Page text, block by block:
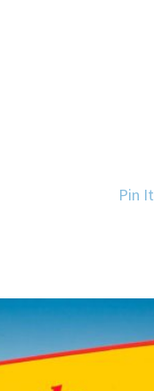
Pin It